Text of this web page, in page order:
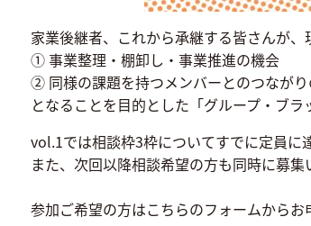
家業後継者、これから承継する皆さんが、
① 事業整理・棚卸し・事業推進の機会
② 同様の課題を持つメンバーとのつなが
となることを目的とした「グループ・ブ
vol.1では相談枠3枠についてすでに定員に
また、次回以降相談希望の方も同時に募集
参加ご希望の方はこちらのフォームからお